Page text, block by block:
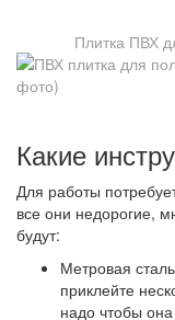
Плитка ПВХ
Какие
Для работы
все они недорогие,
будут:
Метровая
приклейте
надо чтобы